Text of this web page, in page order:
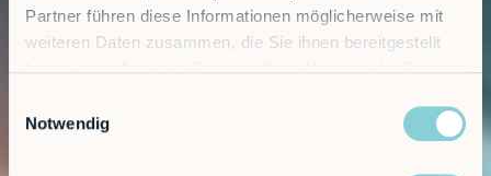
Partner führen diese Informationen möglicherweise mit
weiteren Daten zusammen, die Sie ihnen bereitgestellt
Notwendig